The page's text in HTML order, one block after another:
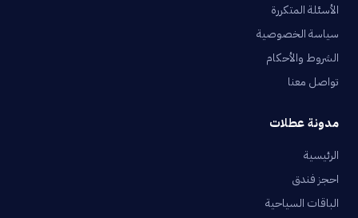
الأسئلة المتكررة
سياسة الخصوصية
الشروط والأحكام
تواصل معنا
مدونة عطلات
الرئيسية
احجز فندق
الباقات السياحية